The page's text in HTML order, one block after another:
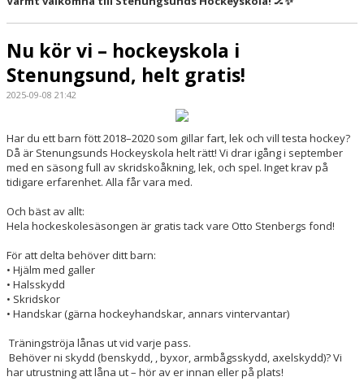
Nu kör vi – hockeyskola i
Stenungsund, helt gratis!
2025-09-08 21:42
Har du ett barn fött 2018–2020 som gillar fart, lek och vill testa hockey?
Då är Stenungsunds Hockeyskola helt rätt! Vi drar igång i september
med en säsong full av skridskoåkning, lek, och spel. Inget krav på
tidigare erfarenhet. Alla får vara med.
Och bäst av allt:
Hela hockeskolesäsongen är gratis tack vare Otto Stenbergs fond!
För att delta behöver ditt barn:
• Hjälm med galler
• Halsskydd
• Skridskor
• Handskar (gärna hockeyhandskar, annars vintervantar)
Träningströja lånas ut vid varje pass.
Behöver ni skydd (benskydd, , byxor, armbågsskydd, axelskydd)? Vi
har utrustning att låna ut – hör av er innan eller på plats!